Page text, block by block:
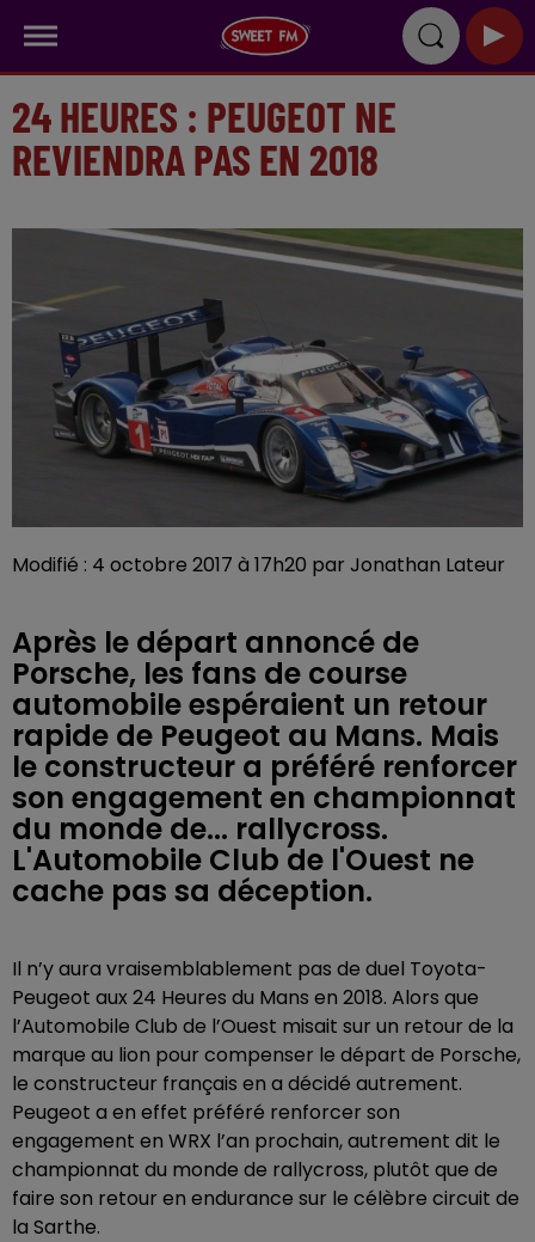
24 HEURES : PEUGEOT NE
REVIENDRA PAS EN 2018
Modifié : 4 octobre 2017 à 17h20 par Jonathan Lateur
Après le départ annoncé de
Porsche, les fans de course
automobile espéraient un retour
rapide de Peugeot au Mans. Mais
le constructeur a préféré renforcer
son engagement en championnat
du monde de... rallycross.
L'Automobile Club de l'Ouest ne
cache pas sa déception.
Il n’y aura vraisemblablement pas de duel Toyota-
Peugeot aux 24 Heures du Mans en 2018. Alors que
l’Automobile Club de l’Ouest misait sur un retour de la
marque au lion pour compenser le départ de Porsche,
le constructeur français en a décidé autrement.
Peugeot a en effet préféré renforcer son
engagement en WRX l’an prochain, autrement dit le
championnat du monde de rallycross, plutôt que de
faire son retour en endurance sur le célèbre circuit de
la Sarthe.